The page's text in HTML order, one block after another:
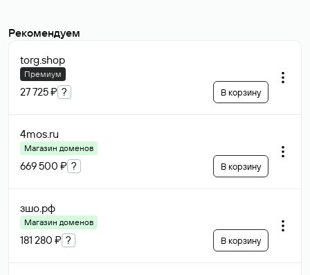
Рекомендуем
torg.shop
Премиум
27 725 ₽ ? В корзину
4mos.ru
Магазин доменов
669 500 ₽ ? В корзину
зшо.рф
Магазин доменов
181 280 ₽ ? В корзину